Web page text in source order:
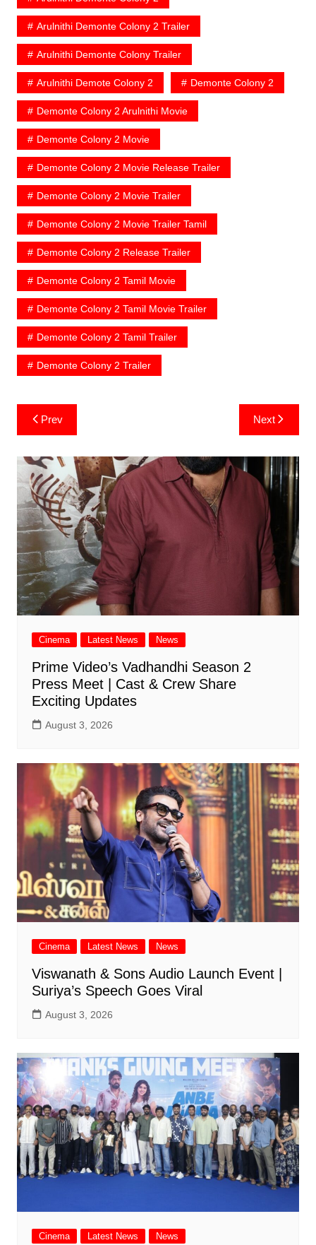
Arulnithi Demonte Colony 2 Trailer
Arulnithi Demonte Colony Trailer
Arulnithi Demote Colony 2 Demonte Colony 2
Demonte Colony 2 Arulnithi Movie
Demonte Colony 2 Movie
Demonte Colony 2 Movie Release Trailer
Demonte Colony 2 Movie Trailer
Demonte Colony 2 Movie Trailer Tamil
Demonte Colony 2 Release Trailer
Demonte Colony 2 Tamil Movie
Demonte Colony 2 Tamil Movie Trailer
Demonte Colony 2 Tamil Trailer
Demonte Colony 2 Trailer
Post
navigation
Prev Next
Cinema Latest News News
Prime Video’s Vadhandhi Season 2
Press Meet | Cast & Crew Share
Exciting Updates
August 3, 2026
Cinema Latest News News
Viswanath & Sons Audio Launch Event |
Suriya’s Speech Goes Viral
August 3, 2026
Cinema Latest News News